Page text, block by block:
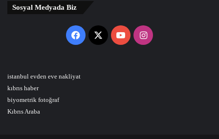
Sosyal Medyada Biz
Facebook
X YouTubeInstagram
istanbul evden eve nakliyat
kıbrıs haber
biyometrik fotoğraf
Kıbrıs Araba